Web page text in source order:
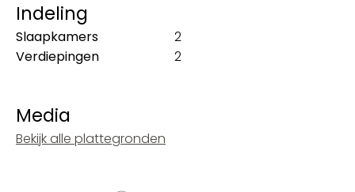
Indeling
Slaapkamers
2
Verdiepingen
2
Media
Bekijk alle plattegronden